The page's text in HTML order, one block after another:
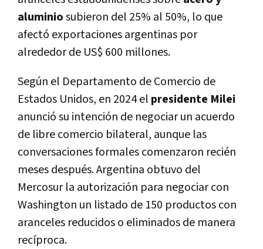
aluminiosubieron del 25% al 50%, lo que
afectó exportaciones argentinas por
alrededor de US$ 600 millones.
Según el Departamento de Comercio de
Estados Unidos, en 2024 el presidente Milei
anunció su intención de negociar un acuerdo
de libre comercio bilateral, aunque las
conversaciones formales comenzaron recién
meses después. Argentina obtuvo del
Mercosur la autorización para negociar con
Washington un listado de 150 productos con
aranceles reducidos o eliminados de manera
recíproca.